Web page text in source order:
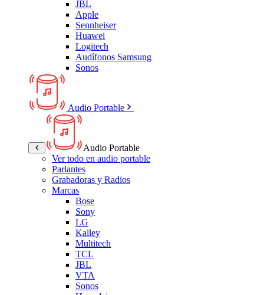
JBL
Apple
Sennheiser
Huawei
Logitech
Audífonos Samsung
Sonos
Audio Portable
Audio Portable
Ver todo en audio portable
Parlantes
Grabadoras y Radios
Marcas
Bose
Sony
LG
Kalley
Multitech
TCL
JBL
VTA
Sonos